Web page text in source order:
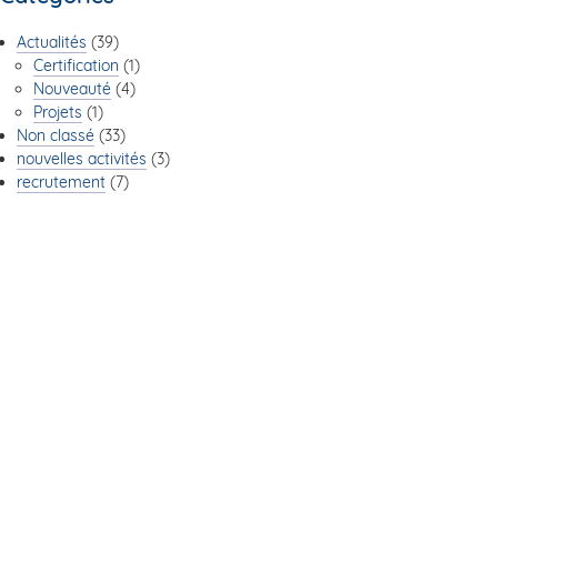
Actualités (39)
Certification (1)
Nouveauté (4)
Projets (1)
Non classé (33)
nouvelles activités (3)
recrutement(7)